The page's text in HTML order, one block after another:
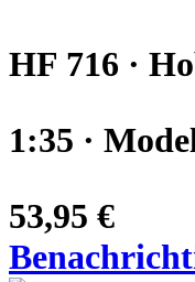
HF 716 ·
1:35 ·
53,95 €